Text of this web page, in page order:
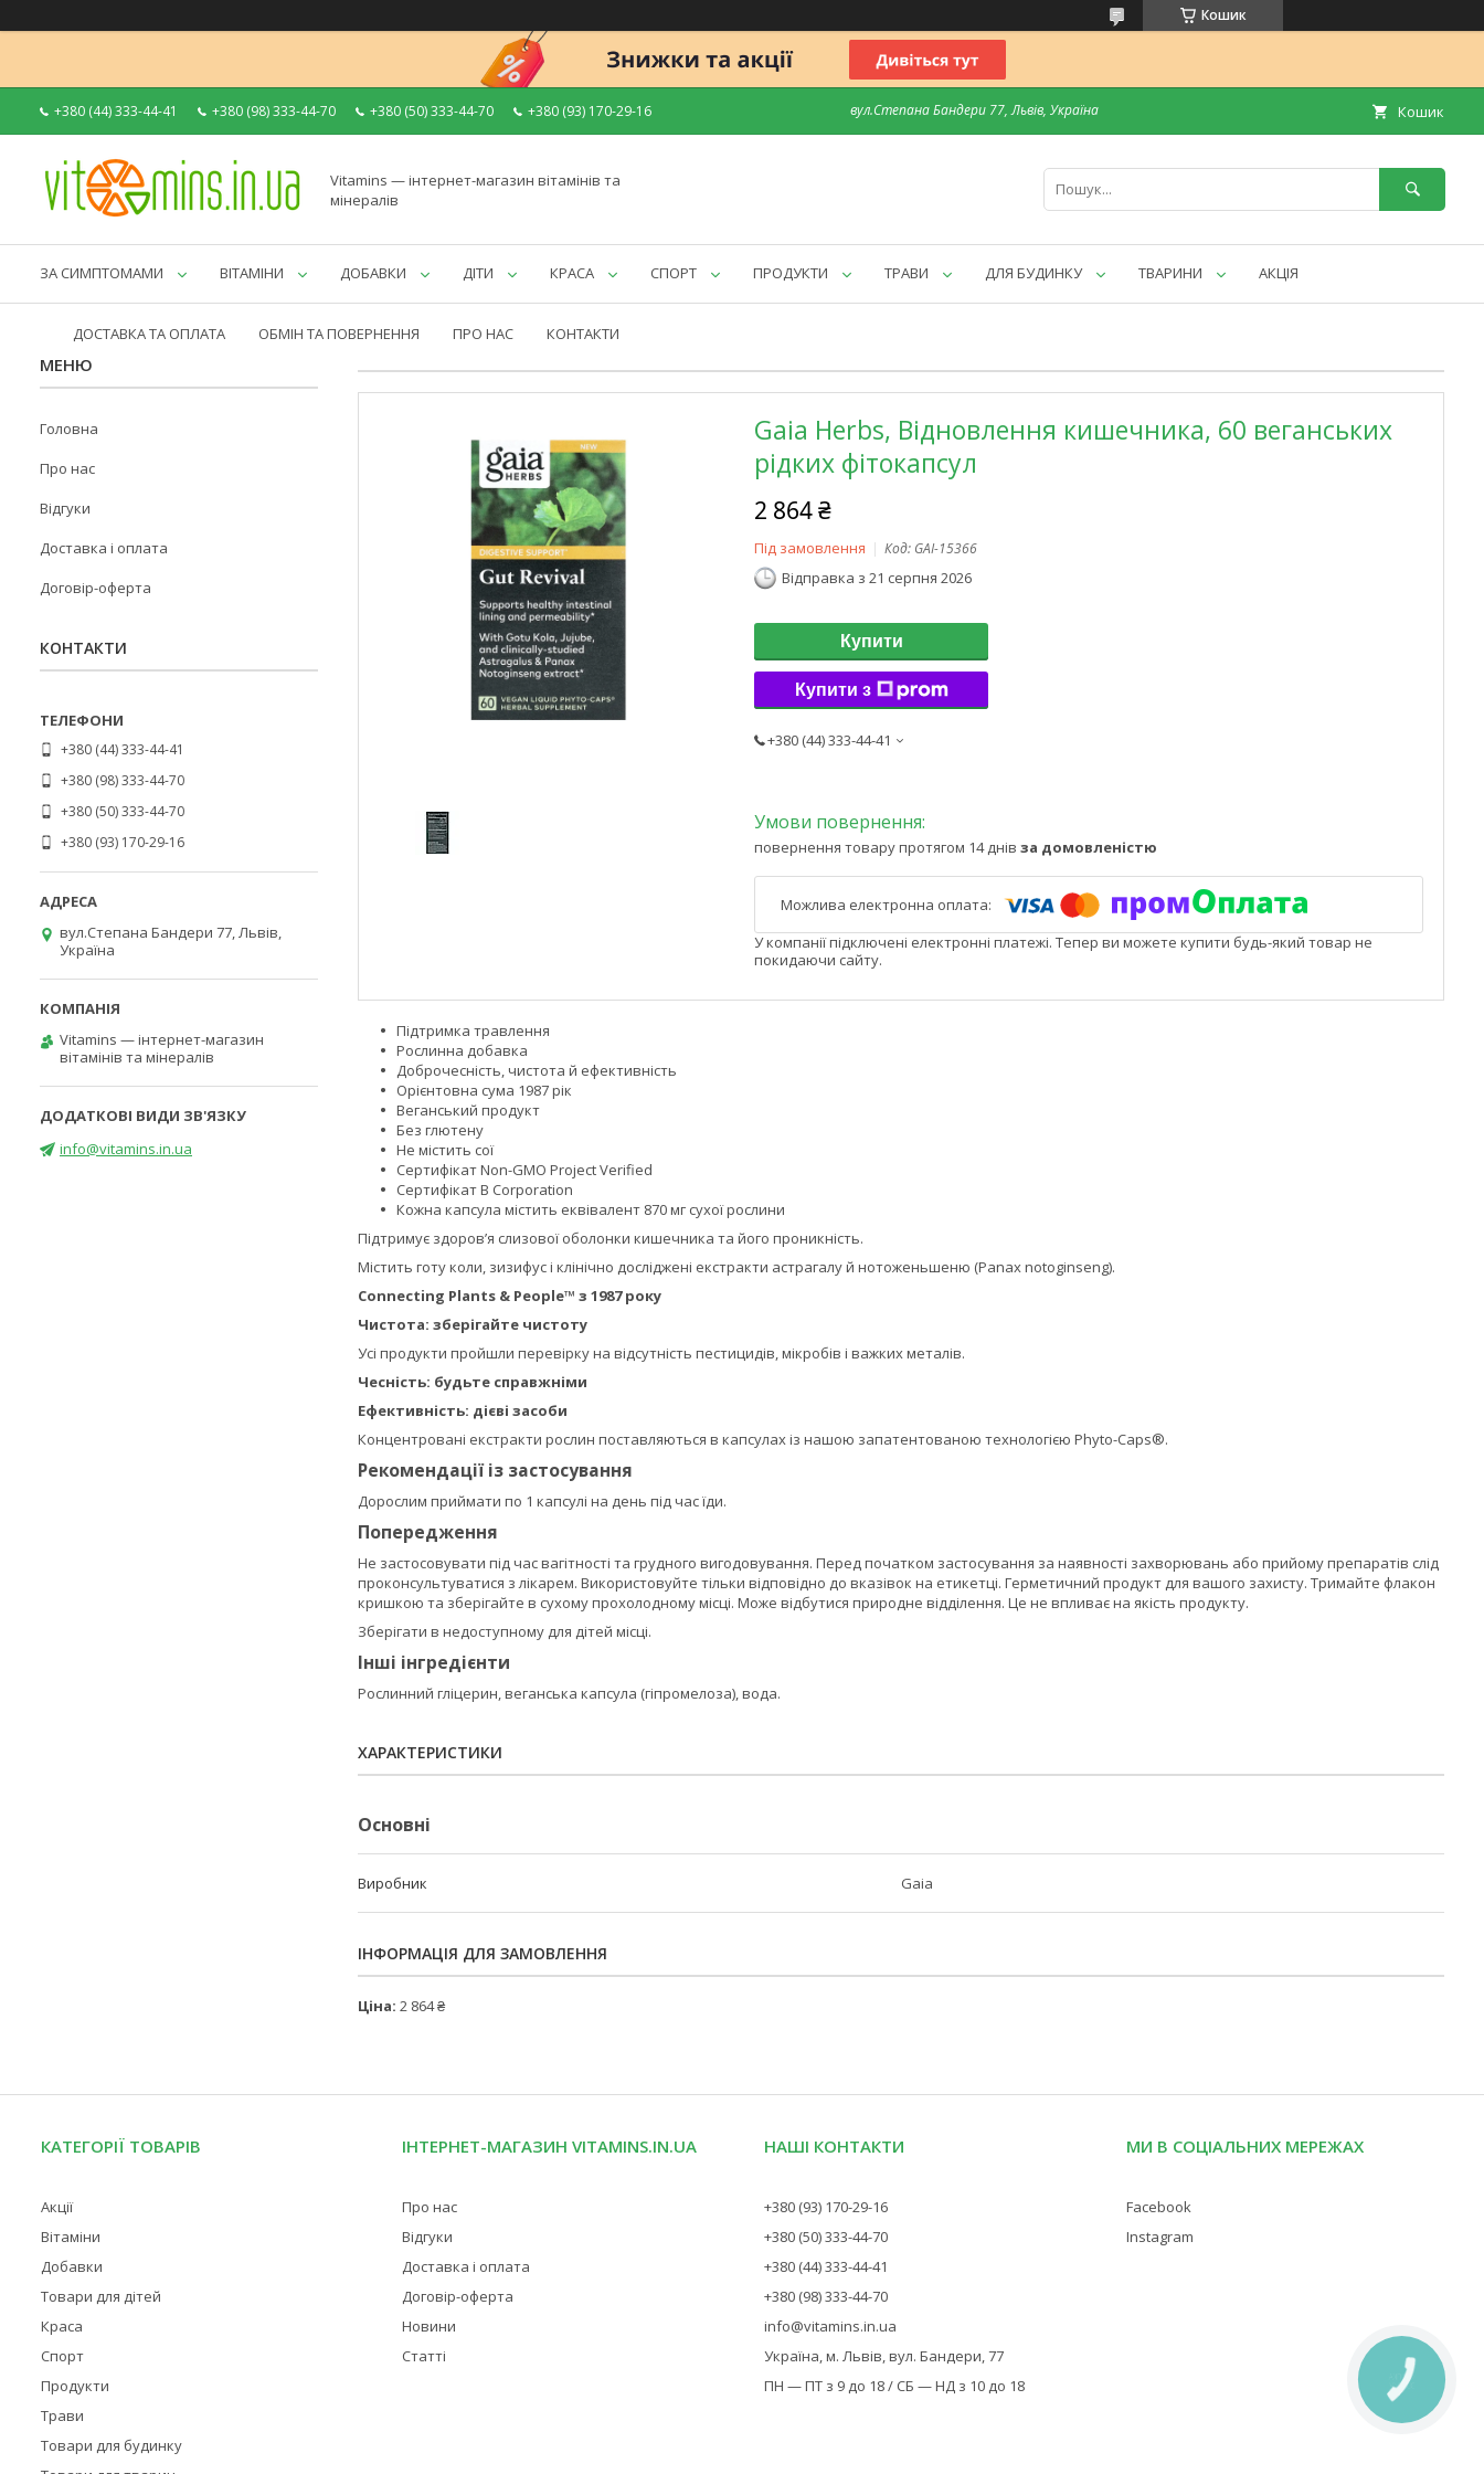
Кошик
+380 (44) 333-44-41 +380 (98) 333-44-70 +380 (50) 333-44-70 +380 (93) 170-29-16 вул.Степана Бандери 77, Львів, Україна Кошик
Vitamins — інтернет-магазин вітамінів та
мінералів
ЗА СИМПТОМАМИ ВІТАМІНИ ДОБАВКИ ДІТИ КРАСА СПОРТ ПРОДУКТИ ТРАВИ ДЛЯ БУДИНКУ ТВАРИНИ АКЦІЯ
ДОСТАВКА ТА ОПЛАТА ОБМІН ТА ПОВЕРНЕННЯ ПРО НАС КОНТАКТИ
Gaia Herbs, Відновлення кишечника, 60 веганських
рідких фітокапсул
2 864 ₴
Під замовлення Код: GAI-15366
Відправка з 21 серпня 2026
Купити
Купити з
+380 (44) 333-44-41
повернення товару протягом 14 днів за домовленістю
У компанії підключені електронні платежі. Тепер ви можете купити будь-який товар не
покидаючи сайту.
Підтримка травлення
Рослинна добавка
Доброчесність, чистота й ефективність
Орієнтовна сума 1987 рік
Веганський продукт
Без глютену
Не містить сої
Сертифікат Non-GMO Project Verified
Сертифікат B Corporation
Кожна капсула містить еквівалент 870 мг сухої рослини
Підтримує здоров’я слизової оболонки кишечника та його проникність.
Містить готу коли, зизифус і клінічно досліджені екстракти астрагалу й нотоженьшеню (Panax notoginseng).
Connecting Plants & People™ з 1987 року
Чистота: зберігайте чистоту
Усі продукти пройшли перевірку на відсутність пестицидів, мікробів і важких металів.
Чесність: будьте справжніми
Ефективність: дієві засоби
Концентровані екстракти рослин поставляються в капсулах із нашою запатентованою технологією Phyto-Caps®.
Рекомендації із застосування
Дорослим приймати по 1 капсулі на день під час їди.
Попередження
Не застосовувати під час вагітності та грудного вигодовування. Перед початком застосування за наявності захворювань або прийому препаратів слід
проконсультуватися з лікарем. Використовуйте тільки відповідно до вказівок на етикетці. Герметичний продукт для вашого захисту. Тримайте флакон
кришкою та зберігайте в сухому прохолодному місці. Може відбутися природне відділення. Це не впливає на якість продукту.
Зберігати в недоступному для дітей місці.
Інші інгредієнти
Рослинний гліцерин, веганська капсула (гіпромелоза), вода.
ХАРАКТЕРИСТИКИ
Основні
Виробник Gaia
ІНФОРМАЦІЯ ДЛЯ ЗАМОВЛЕННЯ
Ціна: 2 864 ₴
Головна
Про нас
Відгуки
Доставка і оплата
Договір-оферта
КОНТАКТИ
+380 (44) 333-44-41
+380 (98) 333-44-70
+380 (50) 333-44-70
+380 (93) 170-29-16
вул.Степана Бандери 77, Львів,
Україна
Vitamins — інтернет-магазин
вітамінів та мінералів
info@vitamins.in.ua
КАТЕГОРІЇ ТОВАРІВ
Акції
Вітаміни
Добавки
Товари для дітей
Краса
Спорт
Продукти
Трави
Товари для будинку
ІНТЕРНЕТ-МАГАЗИН VITAMINS.IN.UA
Про нас
Відгуки
Доставка і оплата
Договір-оферта
Новини
Статті
НАШІ КОНТАКТИ
+380 (93) 170-29-16
+380 (50) 333-44-70
+380 (44) 333-44-41
+380 (98) 333-44-70
info@vitamins.in.ua
Україна, м. Львів, вул. Бандери, 77
ПН — ПТ з 9 до 18 / СБ — НД з 10 до 18
МИ В СОЦІАЛЬНИХ МЕРЕЖАХ
Facebook
Instagram
КНОПКА
ЗВ'ЯЗКУ